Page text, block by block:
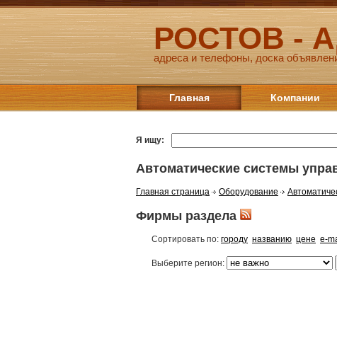
РОСТОВ -
адреса и телефоны, доска
Главная Компании
Я ищу:
Автоматические системы
Главная страница Оборудование
Фирмы раздела
Сортировать по: городу названию цене e-
Выберите регион: